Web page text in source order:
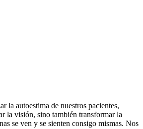
la autoestima de nuestros pacientes,
la visión, sino también transformar la
se ven y se sienten consigo mismas. Nos